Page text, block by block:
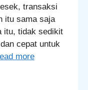
transaksi
itu sama saja
itu, tidak sedikit
cepat untuk
more